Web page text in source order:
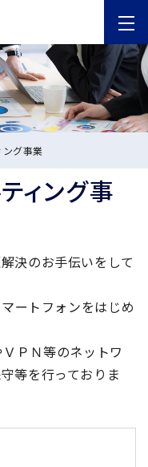
ィング事
グ事業
決のお手伝いをして
ートフォンをはじめ
ＰＮ等のネットワ
等を行っておりま